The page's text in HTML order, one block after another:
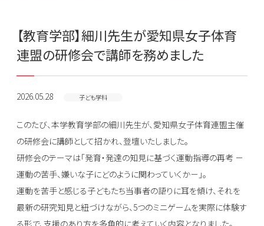
【教育学部】細川先生が愛知県女子体育
連盟の研修会で講師を務めました
2026.05.28 子ども学科
このたび、本学教育学部の細川先生が、愛知県女子体育連盟主催
の研修会に講師として招かれ、登壇いたしました。
研修会のテーマは「発育・発達の知見に基づく運動指導の再考 －
運動の苦手、嫌いな子にどのように関わっていくか－」。
運動を苦手と感じる子どもたち当事者の語りに耳を傾け、それを
最新の研究知見と紐づけながら、5つのミニゲームを実際に体験す
る形で、支援のあり方を多角的に考えていく内容となりました。